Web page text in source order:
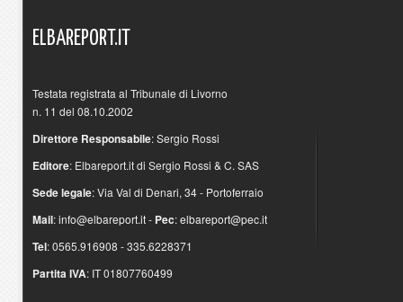
ELBAREPORT.IT
Testata registrata al Tribunale di Livorno
n. 11 del 08.10.2002
Direttore Responsabile: Sergio Rossi
Editore: Elbareport.it di Sergio Rossi & C. SAS
Sede legale: Via Val di Denari, 34 - Portoferraio
Mail:info@elbareport.it- Pec:elbareport@pec.it
Tel: 0565.916908 - 335.6228371
Partita IVA: IT 01807760499